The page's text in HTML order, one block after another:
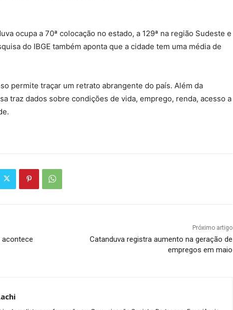
ocupa a 70ª colocação no estado, a 129ª na região Sudeste e
do IBGE também aponta que a cidade tem uma média de
permite traçar um retrato abrangente do país. Além da
traz dados sobre condições de vida, emprego, renda, acesso a
acontece
Próximo artigo
Catanduva registra aumento na geração de
empregos em maio